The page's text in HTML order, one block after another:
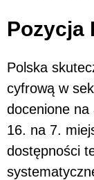
Pozycja
Polska
cyfrową w
docenione na
16. na 7.
dostępności